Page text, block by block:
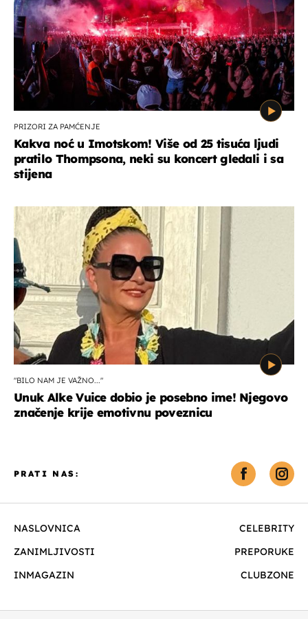
PRIZORI ZA PAMĆENJE
Kakva noć u Imotskom! Više od 25 tisuća ljudi
pratilo Thompsona, neki su koncert gledali i sa
stijena
"BILO NAM JE VAŽNO..."
Unuk Alke Vuice dobio je posebno ime! Njegovo
značenje krije emotivnu poveznicu
NASLOVNICA
CELEBRITY
ZANIMLJIVOSTI
PREPORUKE
INMAGAZIN
CLUBZONE
PRATI NAS: